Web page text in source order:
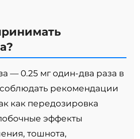
— 0.25 мг один-два раза в
рекомендации
как передозировка
эффекты
тошнота,